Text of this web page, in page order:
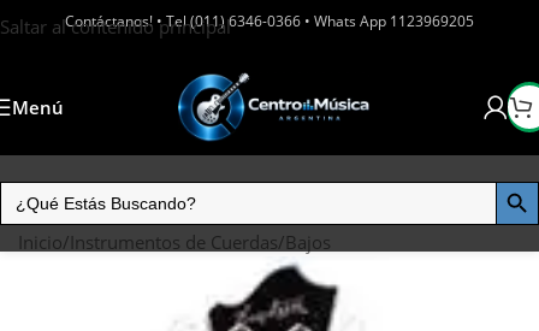
Saltar al contenido principal
Contáctanos! • Tel (011) 6346-0366 • Whats App 1123969205
Menú
Inicio/Instrumentos de Cuerdas/Bajos